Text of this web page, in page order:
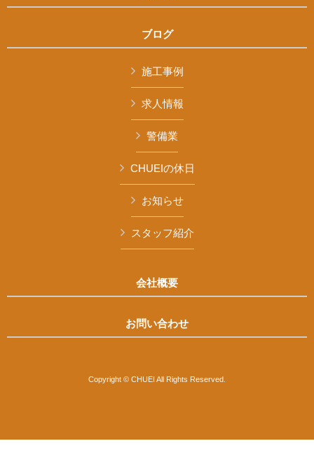
ブログ
施工事例
求人情報
警備業
CHUEIの休日
お知らせ
スタッフ紹介
会社概要
お問い合わせ
Copyright © CHUEI All Rights Reserved.